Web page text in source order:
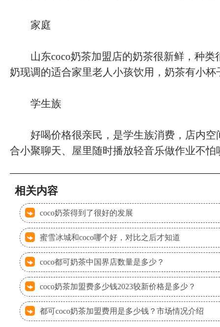
家庭
山东coco奶茶加盟店的奶茶很新鲜，种类
奶现调的适合家里老人小孩饮用，奶茶有小
学生族
好喝价格很亲民，是学生族消费，店内空
合小聚聊天、屋里随时播放轻音乐做作业不怕
相关内容
coco奶茶得到了很好的发展
蜜雪冰城和coco哪个好，对比之后才知道
coco都可奶茶中国界店数量是多少？
coco奶茶加盟费多少钱2023较新价格是多少？
都可coco奶茶加盟费用是多少钱？市场情况介绍